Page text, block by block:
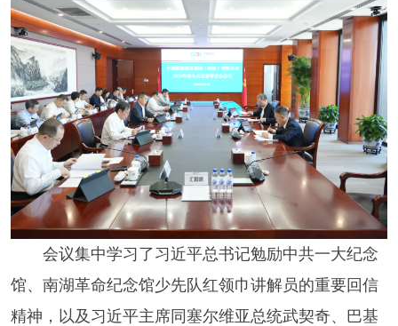
会议集中学习了习近平总书记勉励中共一大纪念
馆、南湖革命纪念馆少先队红领巾讲解员的重要回信
精神，以及习近平主席同塞尔维亚总统武契奇、巴基